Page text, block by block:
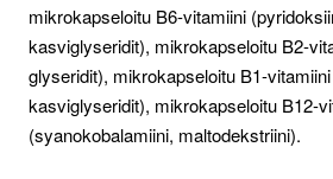
mikrokapseloitu B6-vitamiini
kasviglyseridit), mikrokapseloitu B2-
glyseridit), mikrokapseloitu B1-
kasviglyseridit), mikrokapseloitu B12-
(syanokobalamiini, maltodekstriini).